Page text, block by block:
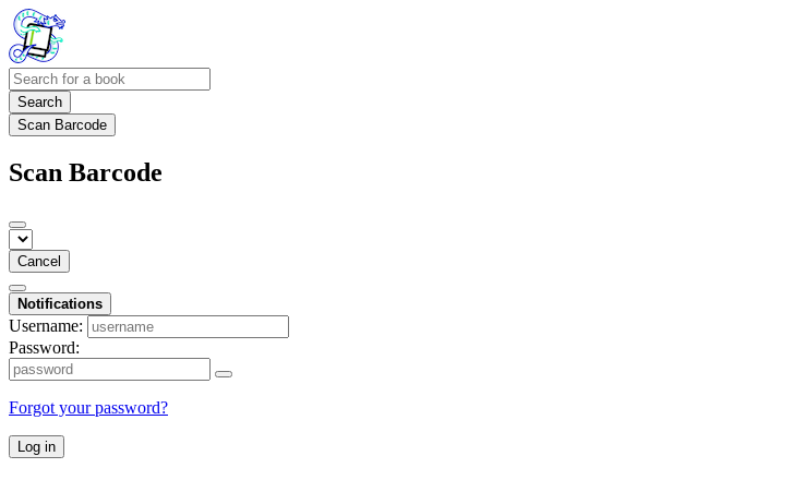
Search
Scan Barcode
Scan Barcode
Cancel
Notifications
Username:
Password:
Forgot your password?
Log in